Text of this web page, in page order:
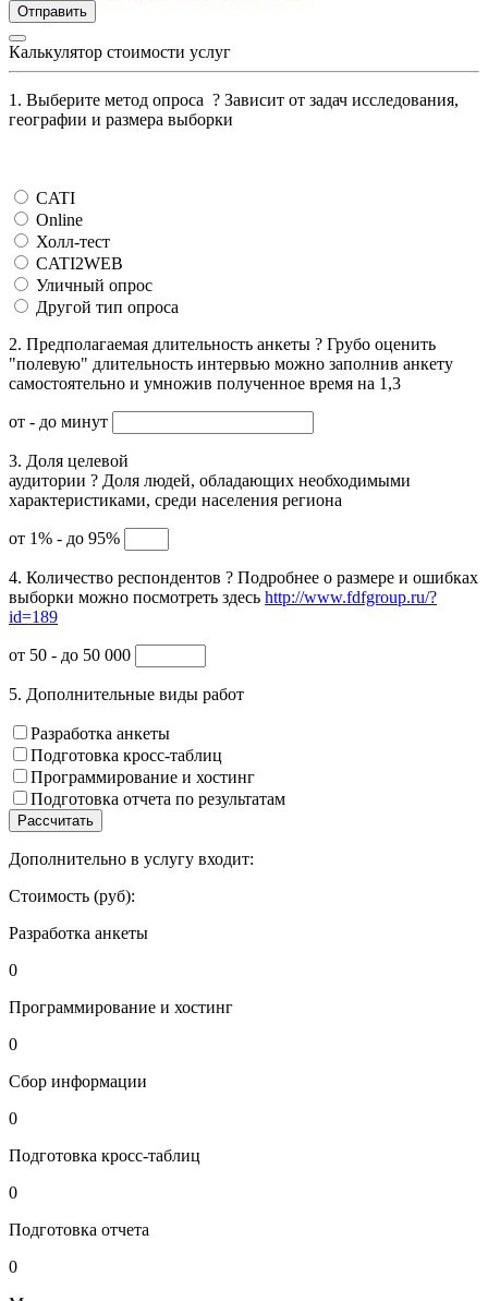
Калькулятор стоимости услуг
1. Выберите метод опроса ? Зависит от задач исследования,
географии и размера выборки
CATI
Online
Холл-тест
CATI2WEB
Уличный опрос
Другой тип опроса
2. Предполагаемая длительность анкеты ? Грубо оценить
"полевую" длительность интервью можно заполнив анкету
самостоятельно и умножив полученное время на 1,3
от - до минут
3. Доля целевой
аудитории ? Доля людей, обладающих необходимыми
характеристиками, среди населения региона
от 1% - до 95%
4. Количество респондентов ? Подробнее о размере и ошибках
выборки можно посмотреть здесь http://www.fdfgroup.ru/?
id=189
от 50 - до 50 000
5. Дополнительные виды работ
Разработка анкеты
Подготовка кросс-таблиц
Программирование и хостинг
Подготовка отчета по результатам
Рассчитать
Дополнительно в услугу входит:
Стоимость (руб):
Разработка анкеты
0
Программирование и хостинг
0
Сбор информации
0
Подготовка кросс-таблиц
0
Подготовка отчета
0